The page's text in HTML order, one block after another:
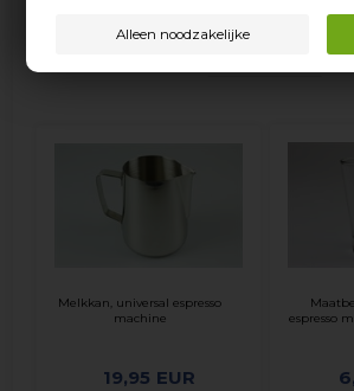
Populaire
Melkkan, universal espresso
machine
19,95 EUR
espresso